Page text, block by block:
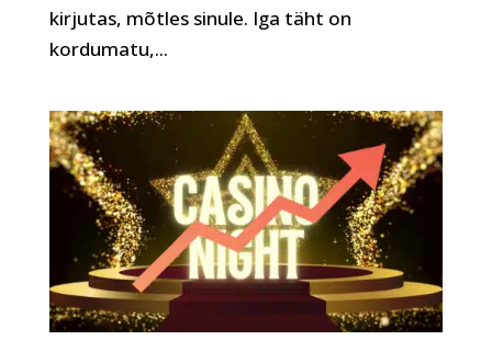
kirjutas, mõtles sinule. Iga täht on
kordumatu,...